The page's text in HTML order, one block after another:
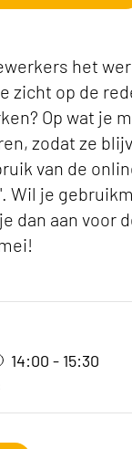
het
zicht op de
Op wat je
zodat ze
van de
Wil je
dan aan voor
14:00 - 15:30